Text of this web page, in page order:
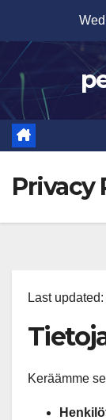
content
Privacy
Last
Keräämme